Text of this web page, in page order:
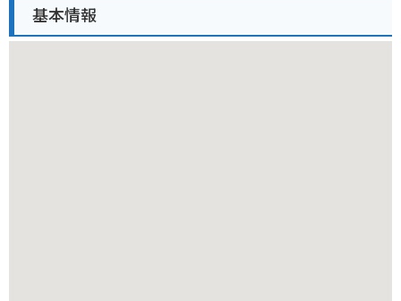
バイクで訪れる場合、道の駅には広い駐車場が完備されている
基本情報